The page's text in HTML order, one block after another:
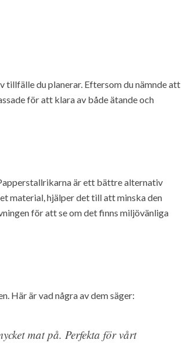
tillfälle du planerar. Eftersom du nämnde att
för att klara av både ätande och
är ett bättre alternativ
material, hjälper det till att minska den
för att se om det finns miljövänliga
Här är vad några av dem säger:
mat på. Perfekta för vårt